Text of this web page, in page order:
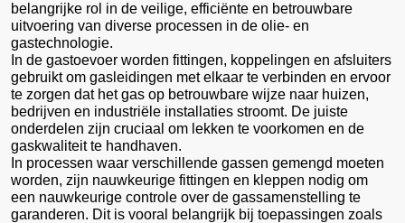
belangrijke rol in de veilige, efficiënte en betrouwbare
uitvoering van diverse processen in de olie- en
gastechnologie.
In de gastoevoer worden fittingen, koppelingen en afsluiters
gebruikt om gasleidingen met elkaar te verbinden en ervoor
te zorgen dat het gas op betrouwbare wijze naar huizen,
bedrijven en industriële installaties stroomt. De juiste
onderdelen zijn cruciaal om lekken te voorkomen en de
gaskwaliteit te handhaven.
In processen waar verschillende gassen gemengd moeten
worden, zijn nauwkeurige fittingen en kleppen nodig om
een nauwkeurige controle over de gassamenstelling te
garanderen. Dit is vooral belangrijk bij toepassingen zoals